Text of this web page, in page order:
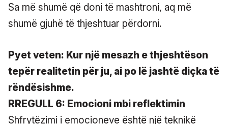
Sa më shumë që doni të mashtroni, aq më
shumë gjuhë të thjeshtuar përdorni.
Pyet veten: Kur një mesazh e thjeshtëson
tepër realitetin për ju, ai po lë jashtë diçka të
rëndësishme.
RREGULL 6: Emocioni mbi reflektimin
Shfrytëzimi i emocioneve është një teknikë